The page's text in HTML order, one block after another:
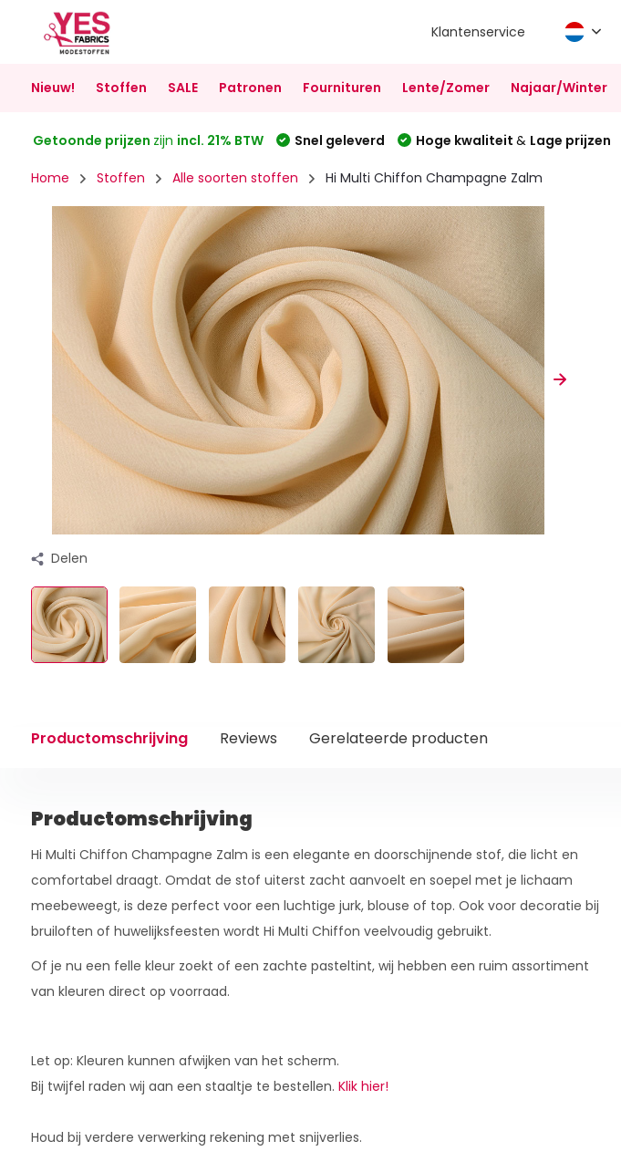
Klantenservice
Nieuw! Stoffen SALE Patronen Fournituren Lente/Zomer Najaar/Winter
Getoonde prijzen zijn incl. 21% BTW Snel geleverd Hoge kwaliteit & Lage prijzen
Home Stoffen Alle soorten stoffen Hi Multi Chiffon Champagne Zalm
Delen
Productomschrijving Reviews Gerelateerde producten
Productomschrijving
Hi Multi Chiffon Champagne Zalm is een elegante en doorschijnende stof, die licht en
comfortabel draagt. Omdat de stof uiterst zacht aanvoelt en soepel met je lichaam
meebeweegt, is deze perfect voor een luchtige jurk, blouse of top. Ook voor decoratie bij
bruiloften of huwelijksfeesten wordt Hi Multi Chiffon veelvoudig gebruikt.
Of je nu een felle kleur zoekt of een zachte pasteltint, wij hebben een ruim assortiment
van kleuren direct op voorraad.
Let op: Kleuren kunnen afwijken van het scherm.
Bij twijfel raden wij aan een staaltje te bestellen. Klik hier!
Houd bij verdere verwerking rekening met snijverlies.